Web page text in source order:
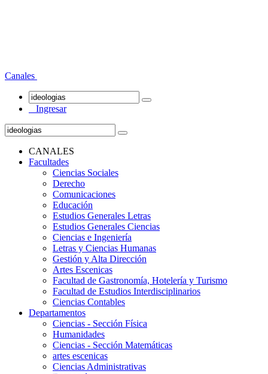
Canales
Ingresar
CANALES
Facultades
Ciencias Sociales
Derecho
Comunicaciones
Educación
Estudios Generales Letras
Estudios Generales Ciencias
Ciencias e Ingeniería
Letras y Ciencias Humanas
Gestión y Alta Dirección
Artes Escenicas
Facultad de Gastronomía, Hotelería y Turismo
Facultad de Estudios Interdisciplinarios
Ciencias Contables
Departamentos
Ciencias - Sección Física
Humanidades
Ciencias - Sección Matemáticas
artes escenicas
Ciencias Administrativas